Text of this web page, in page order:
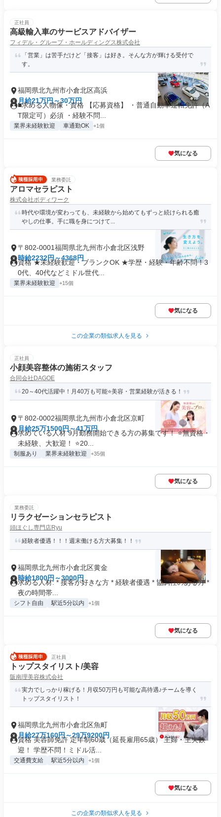
正社員
高級輸入車のサービスアドバイザー
フィデル・グループ・ホールディングス株式会社
「営業」は苦手だけど「接客」は好き。そんな方が輝ける受付で
す。
福岡県北九州市小倉北区高浜
月給21万円～30万円
■求める人物像・資格 【応募資格】 ・普通自動車運転免許（A
T限定可）必須 ・経験不問...
業界未経験歓迎 車通勤OK +1個
気になる
業務委託
アロマセラピスト
株式会社ボディワーク
時代や環境が変わっても、未経験から始めてもずっと続けられる癒
やしの仕事。手に職を身につけて...
〒802-0001福岡県北九州市小倉北区浅野
時給2232円～4368円
資格 ★未経験歓迎・ブランクOK ★学歴・経験・年齢不問！3
0代、40代などミドル世代...
業界未経験歓迎 +15個
気になる
この企業の類似求人を見る
正社員
小顔美容整体の施術スタッフ
合同会社DAGOE
20～40代活躍中！月40万も可能⭐美容・営業経験が活きる！
〒802-0002福岡県北九州市小倉北区京町
月給25万1500円～41万円
求めている人材 9月勤務開始できる方の募集です！ ⭐無資格・
未経験、大歓迎！ ⭐20...
制服あり 業界未経験歓迎 +35個
気になる
業務委託
リラクゼーションセラピスト
頭ほぐし専門店Ryu
経験者優遇！！！週末働ける方大募集！！
福岡県北九州市小倉北区黄金
時給1800円～3000円
求める人材: * 接客が好きな方 * 経験者優遇 * 協調性のある方 *
夜の時間帯...
シフト自由 駅近5分以内 +1個
気になる
正社員
トップスタイリスト/美容
阪南理美容株式会社
実力でしっかり稼げる！月収50万円も可能な高待遇♪チームを導く
トップスタイリスト！
福岡県北九州市小倉北区魚町
月給27万160円～29万9200円
資格 美容師免許 定年制60歳（延長雇用65歳） 主婦・主夫歓
迎！ 学歴不問！ミドル活...
交通費支給 駅近5分以内 +1個
気になる
この企業の類似求人を見る